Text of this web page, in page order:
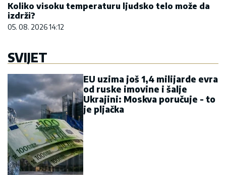
Koliko visoku temperaturu ljudsko telo može da
izdrži?
05. 08. 2026 14:12
SVIJET
EU uzima još 1,4 milijarde evra
od ruske imovine i šalje
Ukrajini: Moskva poručuje - to
je pljačka